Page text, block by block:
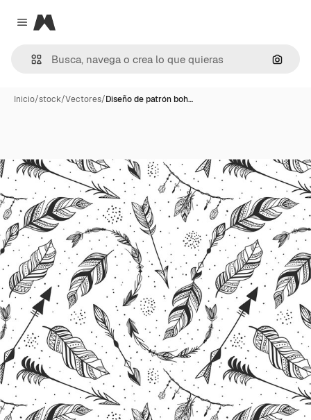
Close menu
Magnific
Inicio/stock/Vectores/Diseño de patrón boh…